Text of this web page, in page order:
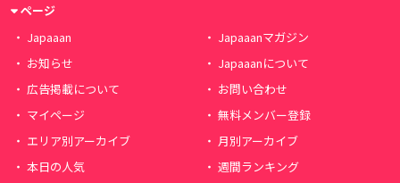
ページ
Japaaan
Japaaanマガジン
お知らせ
Japaaanについて
広告掲載について
お問い合わせ
マイページ
無料メンバー登録
エリア別アーカイブ
月別アーカイブ
本日の人気
週間ランキング